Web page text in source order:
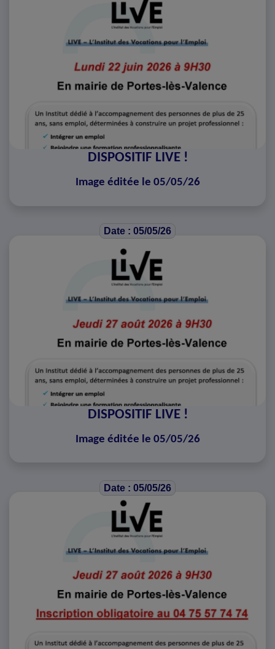
DISPOSITIF LIVE !
Image éditée le 05/05/26
Date : 05/05/26
DISPOSITIF LIVE !
Image éditée le 05/05/26
Date : 05/05/26